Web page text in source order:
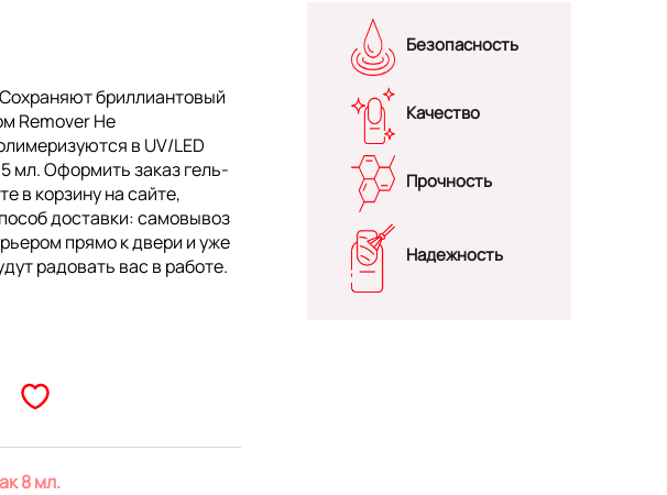
бриллиантовый
Remover Не
в UV/LED
мл. Оформить заказ гель-
в корзину на сайте,
доставки: самовывоз
прямо к двери и уже
радовать вас в работе.
8 мл.
Безопасность
Качество
Прочность
Надежность